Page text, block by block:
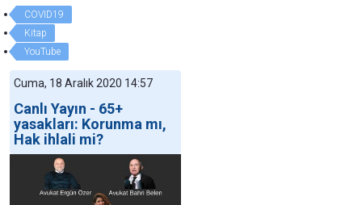
COVID19
Kitap
YouTube
Cuma, 18 Aralık 2020 14:57
Canlı Yayın - 65+
yasakları: Korunma mı,
Hak ihlali mi?